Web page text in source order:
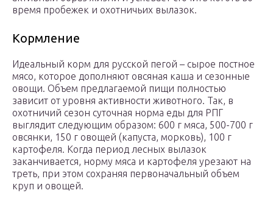
время пробежек и охотничьих вылазок.
Кормление
Идеальный корм для русской пегой – сырое постное
мясо, которое дополняют овсяная каша и сезонные
овощи. Объем предлагаемой пищи полностью
зависит от уровня активности животного. Так, в
охотничий сезон суточная норма еды для РПГ
выглядит следующим образом: 600 г мяса, 500-700 г
овсянки, 150 г овощей (капуста, морковь), 100 г
картофеля. Когда период лесных вылазок
заканчивается, норму мяса и картофеля урезают на
треть, при этом сохраняя первоначальный объем
круп и овощей.